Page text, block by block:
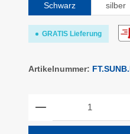
Schwarz silber
GRATIS Lieferung
Artikelnummer:
Produkt Anzahl: